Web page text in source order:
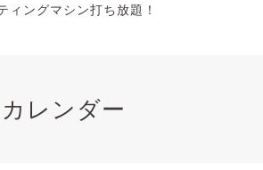
ィングマシン打ち放題！
カレンダー